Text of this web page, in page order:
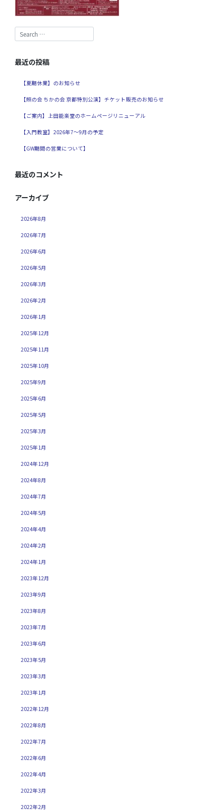
最近の投稿
【夏期休業】のお知らせ
【照の会 ちかの会 京都特別公演】チケット販売のお知らせ
【ご案内】上田能楽堂のホームページリニューアル
【入門教室】2026年7～9月の予定
【GW期間の営業について】
最近のコメント
アーカイブ
2026年8月
2026年7月
2026年6月
2026年5月
2026年3月
2026年2月
2026年1月
2025年12月
2025年11月
2025年10月
2025年9月
2025年6月
2025年5月
2025年3月
2025年1月
2024年12月
2024年8月
2024年7月
2024年5月
2024年4月
2024年2月
2024年1月
2023年12月
2023年9月
2023年8月
2023年7月
2023年6月
2023年5月
2023年3月
2023年1月
2022年12月
2022年8月
2022年7月
2022年6月
2022年4月
2022年3月
2022年2月